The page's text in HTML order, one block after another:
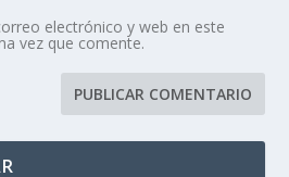
electrónico y web en este
vez que comente.